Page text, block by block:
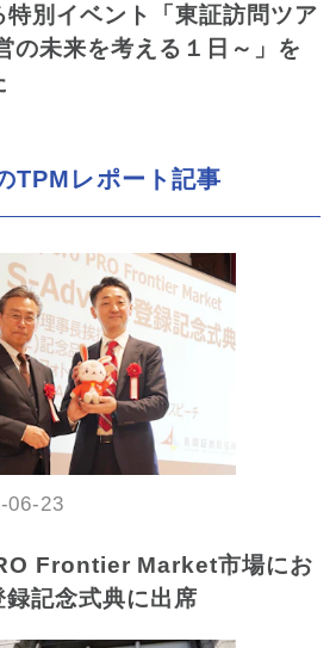
特別イベント「東証訪問ツア
の未来を考える１日～」を
TPMレポート記事
06-23
Frontier Market市場にお
記念式典に出席